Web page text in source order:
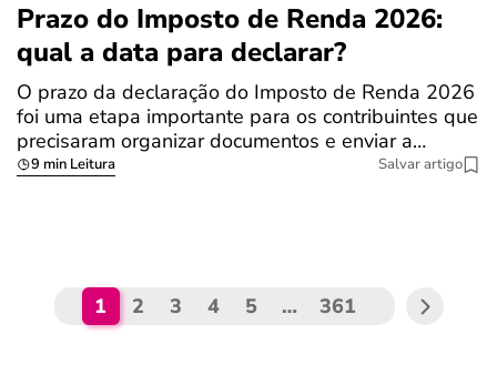
Prazo do Imposto de Renda 2026:
qual a data para declarar?
O prazo da declaração do Imposto de Renda 2026
foi uma etapa importante para os contribuintes que
precisaram organizar documentos e enviar a…
9 min Leitura Salvar artigo
1 2 3 4 5 … 361